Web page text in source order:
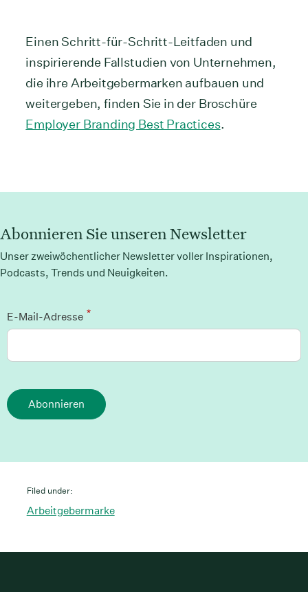
Einen Schritt-für-Schritt-Leitfaden und
inspirierende Fallstudien von Unternehmen,
die ihre Arbeitgebermarken aufbauen und
weitergeben, finden Sie in der Broschüre
Employer Branding Best Practices.
Abonnieren Sie unseren Newsletter
Unser zweiwöchentlicher Newsletter voller Inspirationen,
Podcasts, Trends und Neuigkeiten.
*
E-Mail-Adresse
Abonnieren
Filed under:
Arbeitgebermarke